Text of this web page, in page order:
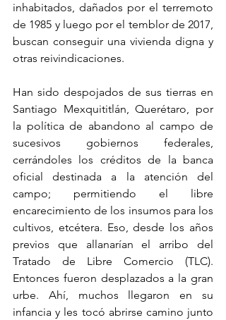
inhabitados, dañados por el terremoto
de 1985 y luego por el temblor de 2017,
buscan conseguir una vivienda digna y
otras reivindicaciones.
Han sido despojados de sus tierras en
Santiago Mexquititlán, Querétaro, por
la política de abandono al campo de
sucesivos gobiernos federales,
cerrándoles los créditos de la banca
oficial destinada a la atención del
campo; permitiendo el libre
encarecimiento de los insumos para los
cultivos, etcétera. Eso, desde los años
previos que allanarían el arribo del
Tratado de Libre Comercio (TLC).
Entonces fueron desplazados a la gran
urbe. Ahí, muchos llegaron en su
infancia y les tocó abrirse camino junto